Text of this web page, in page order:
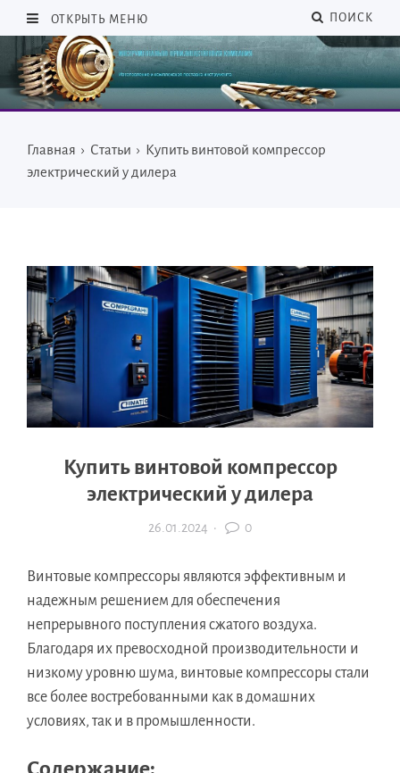
ОТКРЫТЬ МЕНЮ ПОИСК
Главная › Статьи › Купить винтовой компрессор
электрический у дилера
Купить винтовой компрессор
электрический у дилера
26.01.2024 · 0
Винтовые компрессоры являются эффективным и
надежным решением для обеспечения
непрерывного поступления сжатого воздуха.
Благодаря их превосходной производительности и
низкому уровню шума, винтовые компрессоры стали
все более востребованными как в домашних
условиях, так и в промышленности.